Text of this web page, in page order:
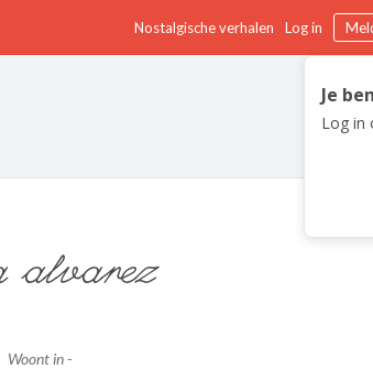
Nostalgische verhalen Log in
Je
Log in
alvarez
Woont in -